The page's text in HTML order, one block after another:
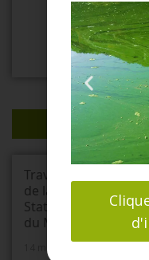
Travaux de création
de la nouvelle
Station d’épuration
du Mesnil-St-Denis
14 mai 2025